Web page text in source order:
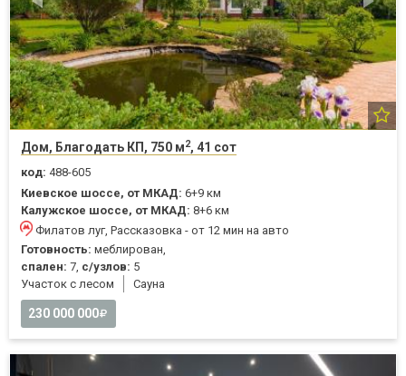
Дом, Благодать КП, 750 м2, 41 сот
код: 488-605
Киевское шоссе, от МКАД: 6+9 км
Калужское шоссе, от МКАД: 8+6 км
Филатов луг, Рассказовка - от 12 мин на авто
Готовность: меблирован,
спален: 7, с/узлов: 5
Участок с лесом
Cауна
230 000 000